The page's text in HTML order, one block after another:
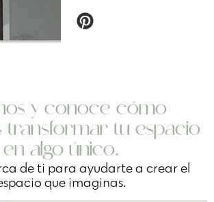
y conoce cómo
transformar tu espacio
en algo único.
de ti para ayudarte a crear el
que imaginas.